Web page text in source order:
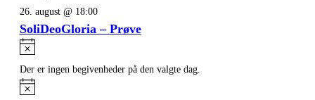
26. august @ 18:00
SoliDeoGloria – Prøve
Notice
Der er ingen begivenheder på den valgte dag.
Notice